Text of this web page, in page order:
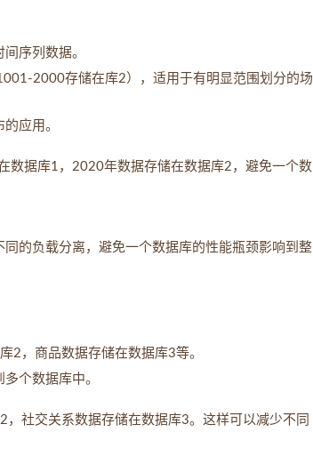
序列数据。
2000存储在库2），适用于有明显范围划分的场
应用。
数据库1，2020年数据存储在数据库2，避免一个数
的负载分离，避免一个数据库的性能瓶颈影响到整
2，商品数据存储在数据库3等。
个数据库中。
社交关系数据存储在数据库3。这样可以减少不同